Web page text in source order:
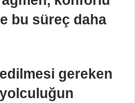
bu süreç daha
gereken